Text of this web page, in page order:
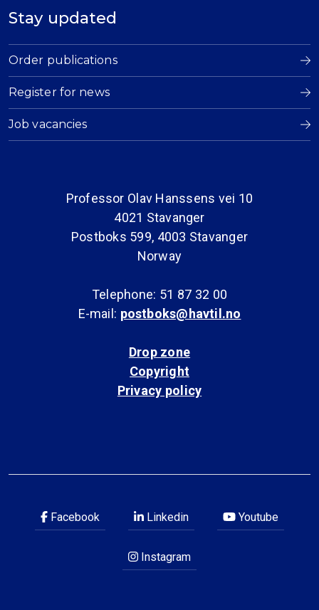
Stay updated
Order publications
Register for news
Job vacancies
Professor Olav Hanssens vei 10
4021 Stavanger
Postboks 599, 4003 Stavanger
Norway
Telephone: 51 87 32 00
E-mail: postboks@havtil.no
Drop zone
Copyright
Privacy policy
Facebook Linkedin Youtube
Instagram